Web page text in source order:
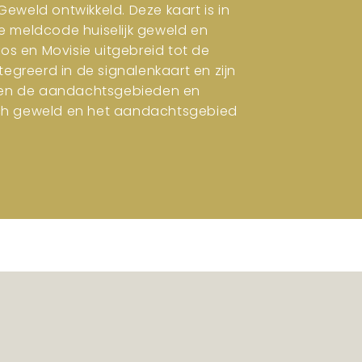
ontwikkeld. Deze kaart is in
meldcode huiselijk geweld en
en Movisie uitgebreid tot de
in de signalenkaart en zijn
de aandachtsgebieden en
geweld en het aandachtsgebied